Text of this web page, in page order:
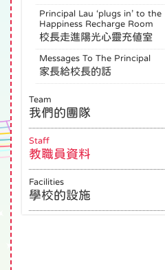
Principal Lau ‘plugs in’ to the
Happiness Recharge Room
校長走進陽光心靈充值室
Messages To The Principal
家長給校長的話
Team
我們的團隊
Staff
教職員資料
Facilities
學校的設施